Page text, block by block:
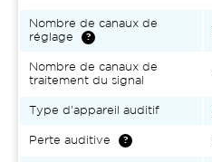
Nombre de canaux de
réglage
Nombre de canaux de
traitement du signal
Type d'appareil auditif
Perte auditive